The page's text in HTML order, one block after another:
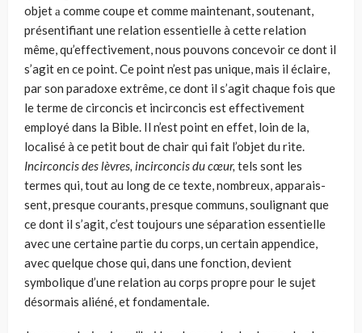
objet а comme coupe et comme maintenant, sou­tenant,
présentifiant une relation essentielle à cette relation
même, qu’effec­tivement, nous pouvons concevoir ce dont il
s’agit en ce point. Ce point n’est pas unique, mais il éclaire,
par son paradoxe extrême, ce dont il s’agit chaque fois que
le terme de circoncis et incirconcis est effectivement
employé dans la Bible. Il n’est point en effet, loin de la,
localisé à ce petit bout de chair qui fait l’objet du rite.
Incirconcis des lèvres, incirconcis du cœur, tels sont les
termes qui, tout au long de ce texte, nombreux, apparais­
sent, presque courants, presque communs, soulignant que
ce dont il s’agit, c’est toujours une séparation essentielle
avec une certaine partie du corps, un certain appendice,
avec quelque chose qui, dans une fonction, devient
symbolique d’une relation au corps propre pour le sujet
désormais aliéné, et fondamentale.